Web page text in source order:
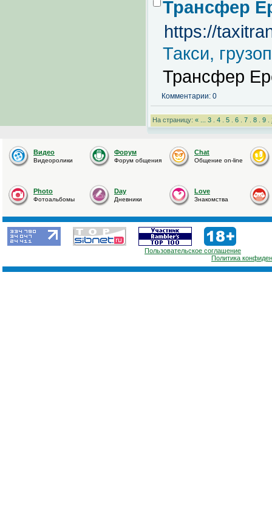
Трансфер
https://
Такси,
Трансфер
Комментарии: 0
На страницу: « 3 4 5 6 7 8 9
Видео
Видеоролики
Форум
Форум общения
Chat
Общение on-line
Photo
Фотоальбомы
Day
Дневники
Love
Знакомства
Пользовательское соглашение
Политика